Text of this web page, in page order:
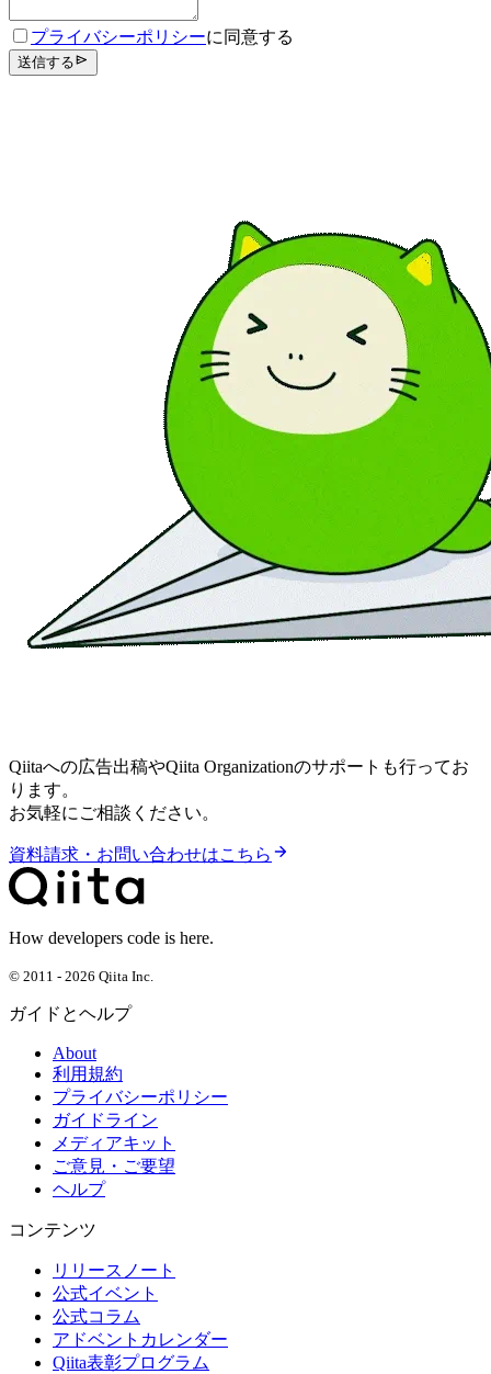
プライバシーポリシーに同意する
送信する
Qiitaへの広告出稿やQiita Organizationのサポートも行ってお
ります。
お気軽にご相談ください。
資料請求・お問い合わせはこちら
How developers code is here.
© 2011 - 2026 Qiita Inc.
ガイドとヘルプ
About
利用規約
プライバシーポリシー
ガイドライン
メディアキット
ご意見・ご要望
ヘルプ
コンテンツ
リリースノート
公式イベント
公式コラム
アドベントカレンダー
Qiita表彰プログラム